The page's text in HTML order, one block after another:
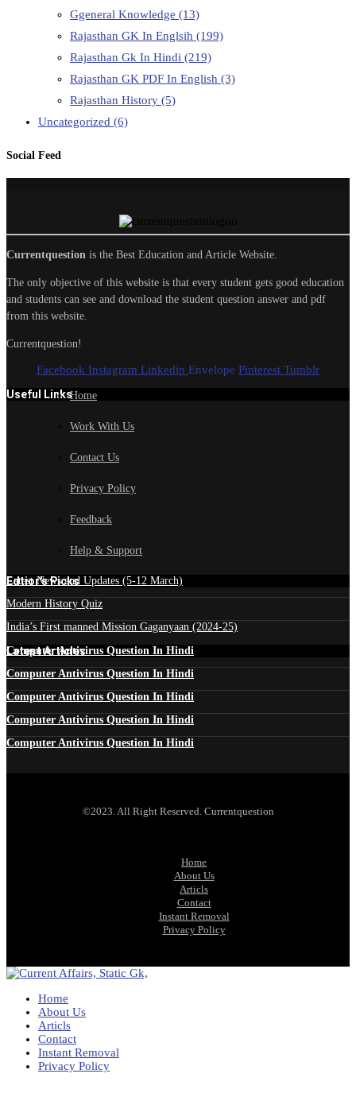
Ggeneral Knowledge (13)
Rajasthan GK In Englsih (199)
Rajasthan Gk In Hindi (219)
Rajasthan GK PDF In English (3)
Rajasthan History (5)
Uncategorized (6)
Social Feed
Currentquestion is the Best Education and Article Website.
The only objective of this website is that every student gets good education
and students can see and download the student question answer and pdf
from this website.
Currentquestion!
Facebook Instagram Linkedin Envelope Pinterest Tumblr
Useful LinksHome
Work With Us
Contact Us
Privacy Policy
Feedback
Help & Support
Edtior's Picks
Latest News and Updates (5-12 March)
Modern History Quiz
India’s First manned Mission Gaganyaan (2024-25)
Latest Articles
Computer Antivirus Question In Hindi
Computer Antivirus Question In Hindi
Computer Antivirus Question In Hindi
Computer Antivirus Question In Hindi
Computer Antivirus Question In Hindi
©2023. All Right Reserved. Currentquestion
Home
About Us
Articls
Contact
Instant Removal
Privacy Policy
Home
About Us
Articls
Contact
Instant Removal
Privacy Policy